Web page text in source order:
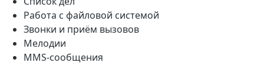
Работа с файловой системой
Звонки и приём вызовов
Мелодии
MMS-сообщения